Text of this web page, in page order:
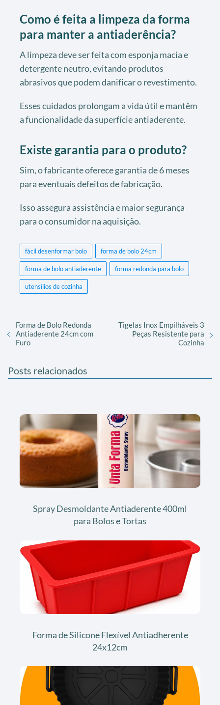
Como é feita a limpeza da forma
para manter a antiaderência?
A limpeza deve ser feita com esponja macia e
detergente neutro, evitando produtos
abrasivos que podem danificar o revestimento.
Esses cuidados prolongam a vida útil e mantêm
a funcionalidade da superfície antiaderente.
Existe garantia para o produto?
Sim, o fabricante oferece garantia de 6 meses
para eventuais defeitos de fabricação.
Isso assegura assistência e maior segurança
para o consumidor na aquisição.
fácil desenformar bolo forma de bolo 24cm
forma de bolo antiaderente forma redonda para bolo
utensílios de cozinha
Forma de Bolo Redonda
Antiaderente 24cm com
Furo
Tigelas Inox Empilháveis 3
Peças Resistente para
Cozinha
Posts relacionados
Spray Desmoldante Antiaderente 400ml
para Bolos e Tortas
Forma de Silicone Flexível Antiadherente
24x12cm